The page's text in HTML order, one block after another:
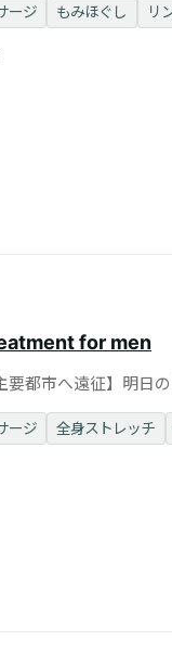
ージ もみほぐし リ
for men
要都市へ遠征】明日
ージ 全身ストレッチ